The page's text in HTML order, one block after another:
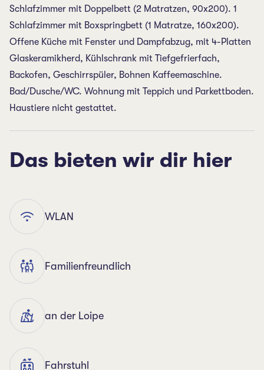
Schlafzimmer mit Doppelbett (2 Matratzen, 90x200). 1
Schlafzimmer mit Boxspringbett (1 Matratze, 160x200).
Offene Küche mit Fenster und Dampfabzug, mit 4-Platten
Glaskeramikherd, Kühlschrank mit Tiefgefrierfach,
Backofen, Geschirrspüler, Bohnen Kaffeemaschine.
Bad/Dusche/WC. Wohnung mit Teppich und Parkettboden.
Haustiere nicht gestattet.
Das bieten wir dir hier
WLAN
Familienfreundlich
an der Loipe
Fahrstuhl